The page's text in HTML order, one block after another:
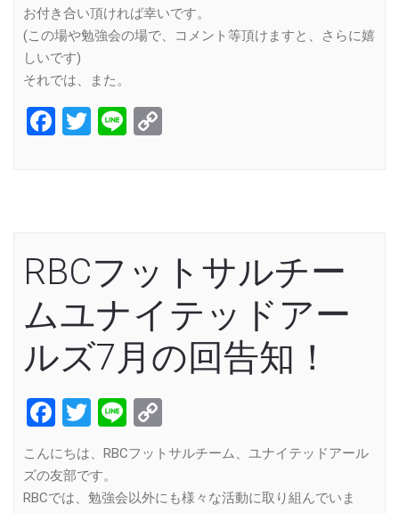
お付き合い頂ければ幸いです。
(この場や勉強会の場で、コメント等頂けますと、さらに嬉
しいです)
それでは、また。
Facebook
Twitter
Line
RBCフットサルチー
ムユナイテッドアー
ルズ7月の回告知！
Facebook
Twitter
Line
Link
こんにちは、RBCフットサルチーム、ユナイテッドアール
ズの友部です。
RBCでは、勉強会以外にも様々な活動に取り組んでいま